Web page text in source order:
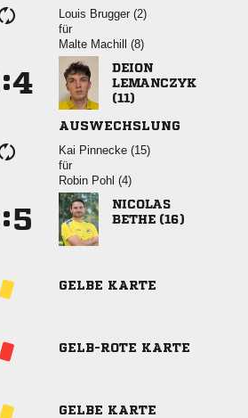
  
für
  
:



AUSWECHSLUNG
  
für
  
:

 
GELBE KARTE
GELB-ROTE KARTE
GELBE KARTE